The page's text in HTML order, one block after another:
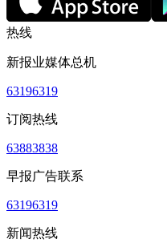
热线
新报业媒体总机
63196319
订阅热线
63883838
早报广告联系
63196319
新闻热线